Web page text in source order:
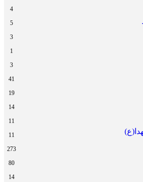
4
5
3
1
3
41
19
14
11
11
273
80
14